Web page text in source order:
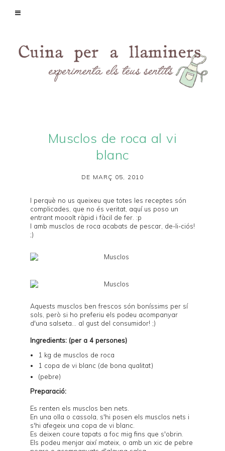
Musclos de roca al vi
blanc
DE MARÇ 05, 2010
I perquè no us queixeu que totes les receptes són
complicades, que no és veritat, aquí us poso un
entrant mooolt ràpid i fàcil de fer. :p
I amb musclos de roca acabats de pescar, de-li-ciós!
;)
Aquests musclos ben frescos són boníssims per sí
sols, però si ho preferiu els podeu acompanyar
d'una salseta... al gust del consumidor! ;)
Ingredients: (per a 4 persones)
1 kg de musclos de roca
1 copa de vi blanc (de bona qualitat)
(pebre)
Preparació:
Es renten els musclos ben nets.
En una olla o cassola, s'hi posen els musclos nets i
s'hi afegeix una copa de vi blanc.
Es deixen coure tapats a foc mig fins que s'obrin.
Els podeu menjar així mateix, o amb un xic de pebre